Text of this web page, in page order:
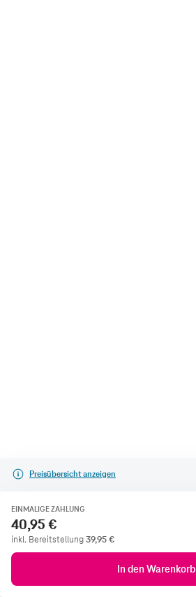
Preisübersicht anzeigen
EINMALIGE ZAHLUNG
40,95 €
inkl. Bereitstellung39,95€
In den Warenkorb